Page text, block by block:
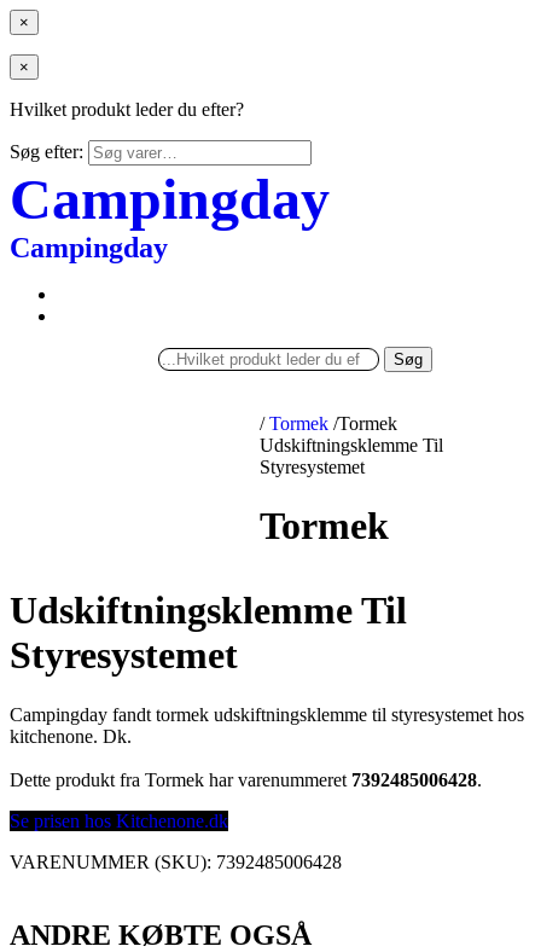
×
×
Hvilket produkt leder du efter?
Søg efter:
Campingday
Campingday
Søg
/ Tormek /Tormek
Udskiftningsklemme Til
Styresystemet
Tormek
Udskiftningsklemme Til
Styresystemet
Campingday fandt tormek udskiftningsklemme til styresystemet hos
kitchenone. Dk.
Dette produkt fra Tormek har varenummeret 7392485006428.
Se prisen hos Kitchenone.dk
VARENUMMER (SKU): 7392485006428
ANDRE KØBTE OGSÅ